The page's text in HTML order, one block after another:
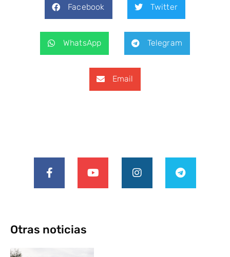
Facebook Twitter
WhatsApp Telegram
Email
Otras noticias